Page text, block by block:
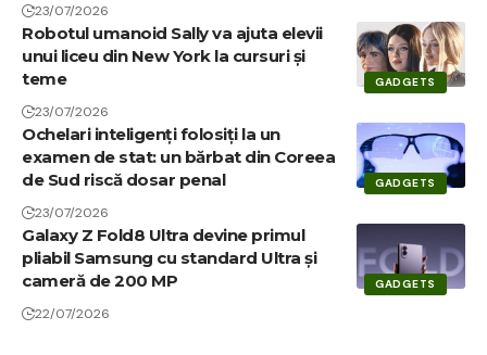
23/07/2026
GADGETS
Robotul umanoid Sally va ajuta elevii
unui liceu din New York la cursuri și
teme
23/07/2026
GADGETS
Ochelari inteligenți folosiți la un
examen de stat: un bărbat din Coreea
de Sud riscă dosar penal
23/07/2026
GADGETS
Galaxy Z Fold8 Ultra devine primul
pliabil Samsung cu standard Ultra și
cameră de 200 MP
22/07/2026